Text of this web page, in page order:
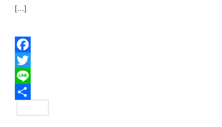
[…]
F
a
c
e
T
w
i
L
i